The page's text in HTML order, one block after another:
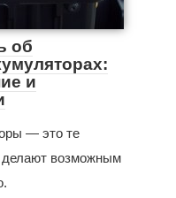
об
и
— это те
делают возможным